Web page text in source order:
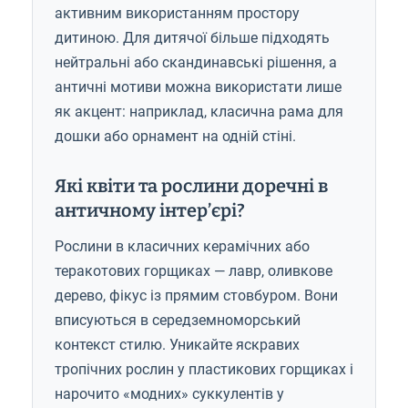
активним використанням простору
дитиною. Для дитячої більше підходять
нейтральні або скандинавські рішення, а
античні мотиви можна використати лише
як акцент: наприклад, класична рама для
дошки або орнамент на одній стіні.
Які квіти та рослини доречні в
античному інтер’єрі?
Рослини в класичних керамічних або
теракотових горщиках — лавр, оливкове
дерево, фікус із прямим стовбуром. Вони
вписуються в середземноморський
контекст стилю. Уникайте яскравих
тропічних рослин у пластикових горщиках і
нарочито «модних» суккулентів у